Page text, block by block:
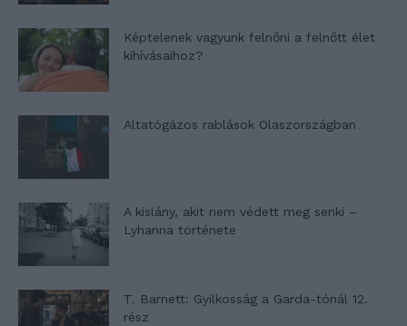
Képtelenek vagyunk felnőni a felnőtt élet
kihívásaihoz?
Altatógázos rablások Olaszországban
A kislány, akit nem védett meg senki –
Lyhanna története
T. Barnett: Gyilkosság a Garda-tónál 12.
rész